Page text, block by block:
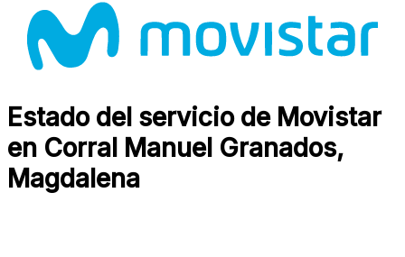
Estado del servicio de Movistar
en Corral Manuel Granados,
Magdalena